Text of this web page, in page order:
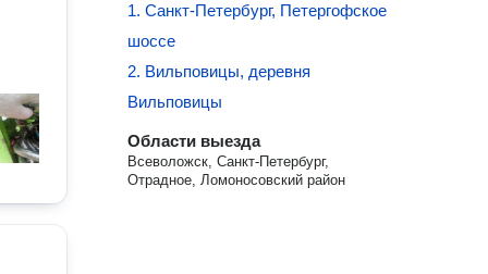
1. Санкт-Петербург, Петергофское
шоссе
2. Вильповицы, деревня
Вильповицы
Области выезда
Всеволожск, Санкт-Петербург,
Отрадное, Ломоносовский район